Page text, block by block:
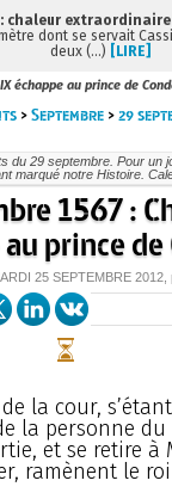
échappe au prince de
>Septembre >29
du 29 septembre. Pour un
marqué notre Histoire.
1567 :
prince de
25 SEPTEMBRE 2012,
la cour,
la personne
et se retire à
ramènent le
chaleur
dont se servait
deux (…) [LIRE]